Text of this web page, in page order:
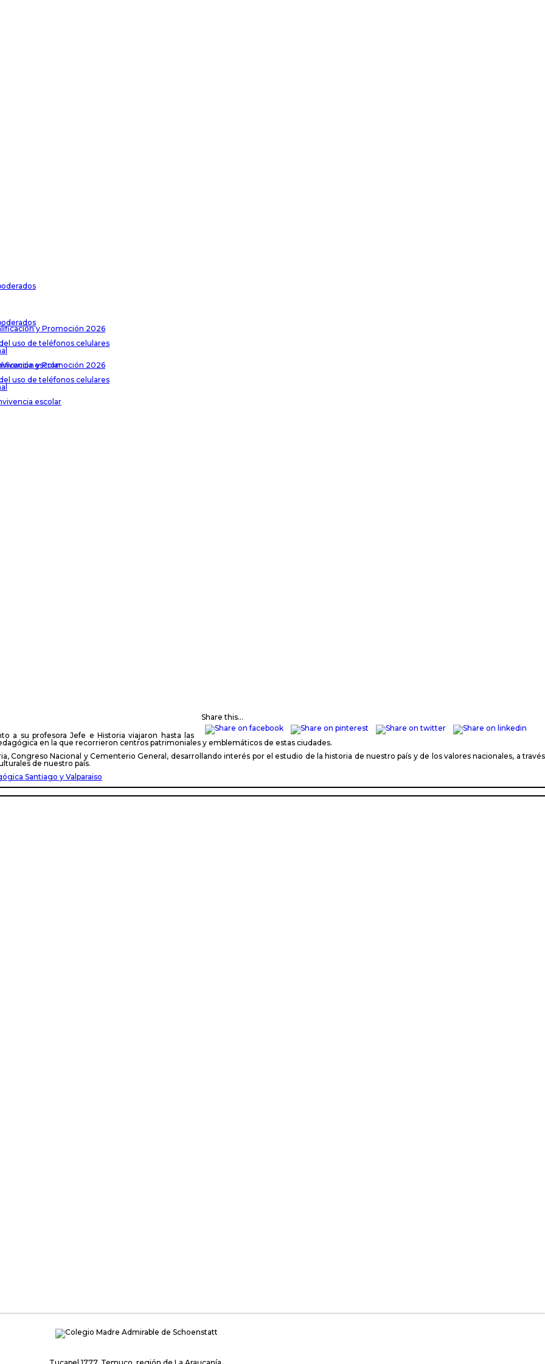
y Promoción 2026
uso de teléfonos celulares
escolar
y Promoción 2026
uso de teléfonos celulares
escolar
Share this...
a su profesora Jefe e Historia viajaron hasta las
en la que recorrieron centros patrimoniales y emblemáticos de estas ciudades.
Congreso Nacional y Cementerio General, desarrollando interés por el estudio de la historia de nuestro país y de los valores nacionales, a través
de nuestro país.
Santiago y Valparaiso